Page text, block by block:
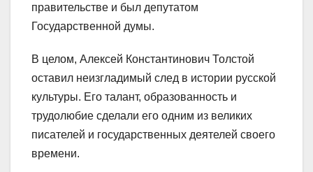
правительстве и был депутатом
Государственной думы.
В целом, Алексей Константинович Толстой
оставил неизгладимый след в истории русской
культуры. Его талант, образованность и
трудолюбие сделали его одним из великих
писателей и государственных деятелей своего
времени.